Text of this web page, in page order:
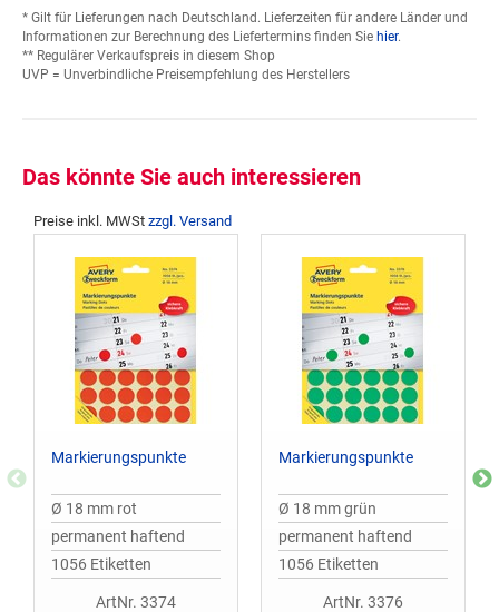
* Gilt für Lieferungen nach Deutschland. Lieferzeiten für andere Länder und
Informationen zur Berechnung des Liefertermins finden Sie hier.
** Regulärer Verkaufspreis in diesem Shop
UVP = Unverbindliche Preisempfehlung des Herstellers
Das könnte Sie auch interessieren
Preise inkl. MWSt zzgl. Versand
Markierungspunkte
Ø 18 mm rot
permanent haftend
1056 Etiketten
ArtNr. 3374
Markierungspunkte
Ø 18 mm grün
permanent haftend
1056 Etiketten
ArtNr. 3376